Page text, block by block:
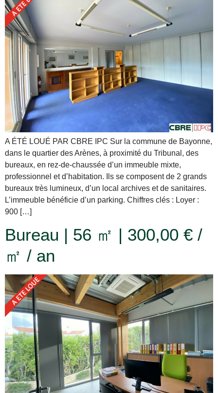
A ÉTÉ LOUÉ PAR CBRE IPC Sur la commune de Bayonne,
dans le quartier des Arènes, à proximité du Tribunal, des
bureaux, en rez-de-chaussée d’un immeuble mixte,
professionnel et d’habitation. Ils se composent de 2 grands
bureaux très lumineux, d’un local archives et de sanitaires.
L’immeuble bénéficie d’un parking. Chiffres clés : Loyer :
900 […]
Bureau | 56 ㎡ | 300,00 € /
㎡ / an